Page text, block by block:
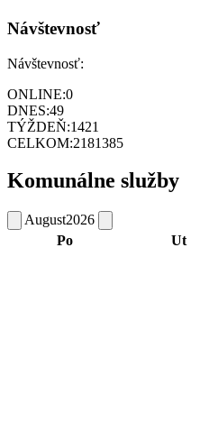
Návštevnosť
Návštevnosť:
ONLINE:0
DNES:49
TÝŽDEŇ:1421
CELKOM:2181385
Komunálne služby
August2026
Po
Ut